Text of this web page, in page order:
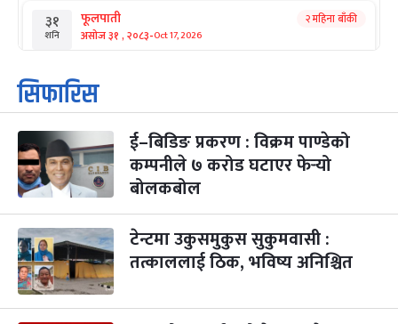
३१
शनि
फूलपाती
असोज ३१ , २०८३-Oct 17, 2026
२ महिना बाँकी
१
आइत
कार्तिक सङ्क्रान्ति
कार्तिक १, २०८३
३
मंगल
महानवमी
कार्तिक ३, २०८३-Oct 20, 2026
२ महिना बाँकी
४
५
बिहि
पापा‌ङ्कुशा एकादशी व्रत
कार्तिक ५, २०८३
२ महिना बाँकी
सिफारिस
ई–बिडिङ प्रकरण : विक्रम पाण्डेको
कम्पनीले ७ करोड घटाएर फेर्‍यो
बोलकबोल
टेन्टमा उकुसमुकुस सुकुमवासी :
तत्काललाई ठिक, भविष्य अनिश्चित